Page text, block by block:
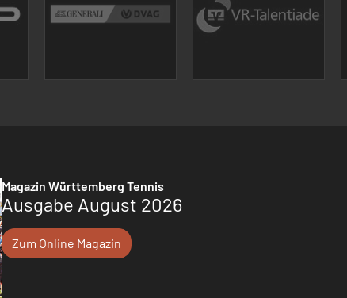
Magazin Württemberg Tennis
Ausgabe August 2026
Zum Online Magazin